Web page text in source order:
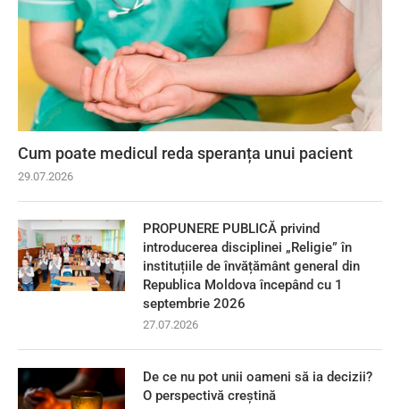
Cum poate medicul reda speranța unui pacient
29.07.2026
PROPUNERE PUBLICĂ privind
introducerea disciplinei „Religie” în
instituțiile de învățământ general din
Republica Moldova începând cu 1
septembrie 2026
27.07.2026
De ce nu pot unii oameni să ia decizii?
O perspectivă creștină